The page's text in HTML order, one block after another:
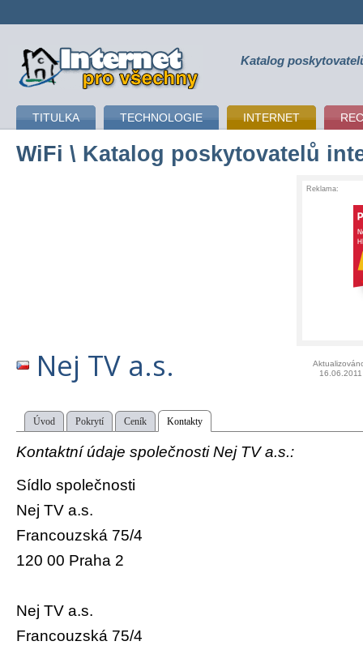
připojení k internetu Katalog
TITULKA TECHNOLOGIE INTERNET
WiFi \ Katalog poskytovatelů
Reklama:
Nej TV a.s.
16.06.2011
Úvod Pokrytí Ceník Kontakty
Kontaktní údaje společnosti Nej TV a.s.:
Sídlo společnosti
Nej TV a.s.
Francouzská 75/4
120 00 Praha 2
Nej TV a.s.
Francouzská 75/4